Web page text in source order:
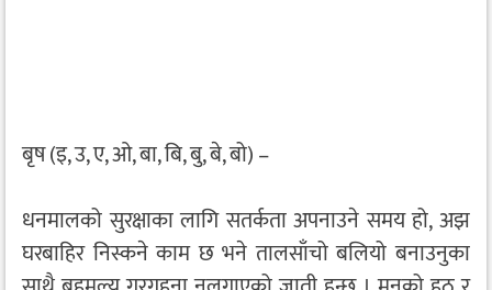
बृष (इ, उ, ए, ओ, बा, बि, बु, बे, बो) –
धनमालको सुरक्षाका लागि सतर्कता अपनाउने समय हो, अझ
घरबाहिर निस्कने काम छ भने तालसाँचो बलियो बनाउनुका